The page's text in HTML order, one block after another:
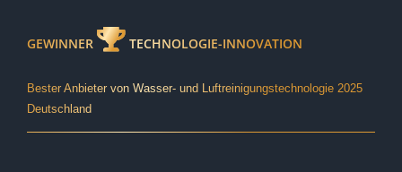
GEWINNER TECHNOLOGIE-INNOVATION
Bester Anbieter von Wasser- und Luftreinigungstechnologie 2025
Deutschland